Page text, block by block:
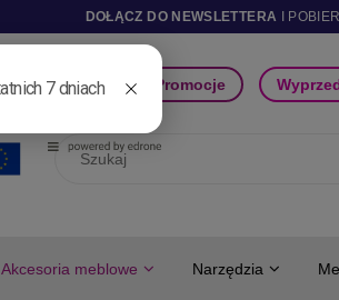
DOŁĄCZ DO NEWSLETTERA I
Nowości Promocje
Akcesoria meblowe Narzędzia